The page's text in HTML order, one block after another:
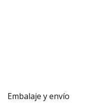
Embalaje y envío